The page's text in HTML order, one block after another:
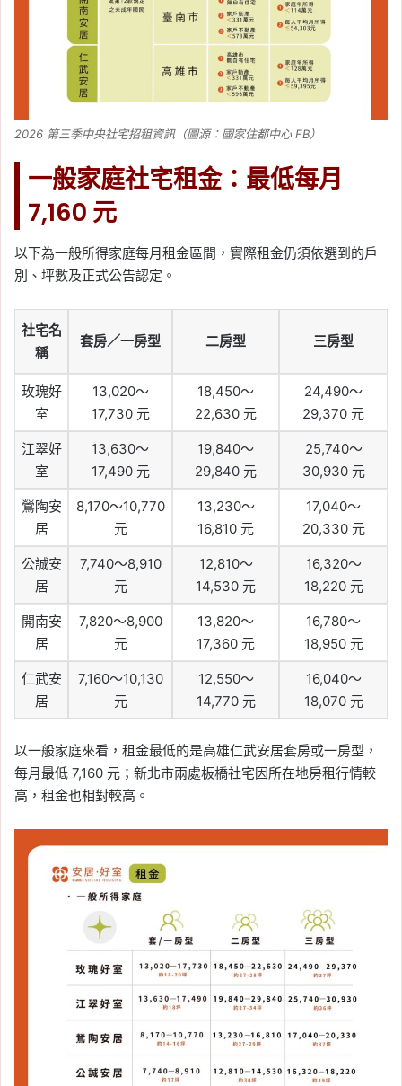
2026 第三季中央社宅招租資訊（圖源：國家住都中心 FB）
一般家庭社宅租金：最低每月
7,160 元
以下為一般所得家庭每月租金區間，實際租金仍須依選到的戶
別、坪數及正式公告認定。
社宅名
稱
套房／一房型 二房型 三房型
玫瑰好
室
13,020～
17,730 元
18,450～
22,630 元
24,490～
29,370 元
江翠好
室
13,630～
17,490 元
19,840～
29,840 元
25,740～
30,930 元
鶯陶安
居
8,170～10,770
元
13,230～
16,810 元
17,040～
20,330 元
公誠安
居
7,740～8,910
元
12,810～
14,530 元
16,320～
18,220 元
開南安
居
7,820～8,900
元
13,820～
17,360 元
16,780～
18,950 元
仁武安
居
7,160～10,130
元
12,550～
14,770 元
16,040～
18,070 元
以一般家庭來看，租金最低的是高雄仁武安居套房或一房型，
每月最低 7,160 元；新北市兩處板橋社宅因所在地房租行情較
高，租金也相對較高。